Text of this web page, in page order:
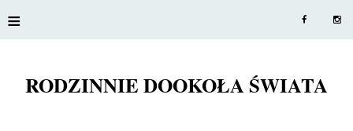
≡
RODZINNIE DOOKOŁA ŚWIATA